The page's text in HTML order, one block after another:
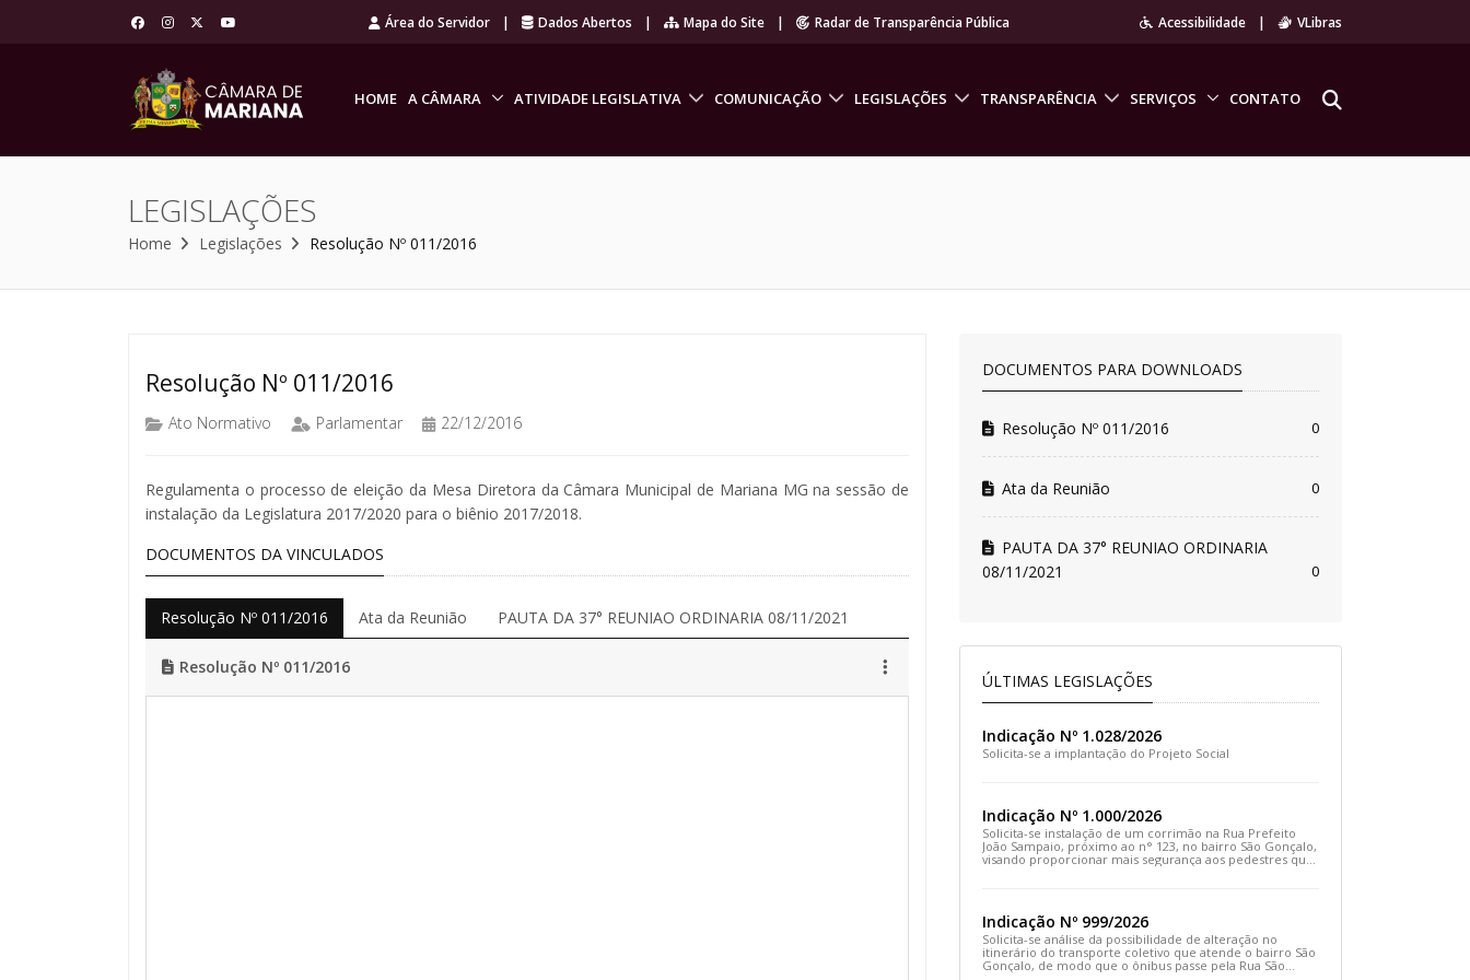
Área do Servidor | Dados Abertos | Mapa do Site | Radar de Transparência Pública Acessibilidade | VLibras
HOME A CÂMARA ATIVIDADE LEGISLATIVA COMUNICAÇÃO LEGISLAÇÕES TRANSPARÊNCIA SERVIÇOS CONTATO
LEGISLAÇÕES
Home Legislações Resolução Nº 011/2016
Resolução Nº 011/2016
Ato Normativo Parlamentar 22/12/2016
Regulamenta o processo de eleição da Mesa Diretora da Câmara Municipal de Mariana MG na sessão de
instalação da Legislatura 2017/2020 para o biênio 2017/2018.
DOCUMENTOS DA VINCULADOS
Resolução Nº 011/2016 Ata da Reunião PAUTA DA 37° REUNIAO ORDINARIA 08/11/2021
Resolução Nº 011/2016
DOCUMENTOS PARA DOWNLOADS
Resolução Nº 011/2016 0
Ata da Reunião 0
PAUTA DA 37° REUNIAO ORDINARIA
08/11/2021
0
ÚLTIMAS LEGISLAÇÕES
Indicação Nº 1.028/2026
Solicita-se a implantação do Projeto Social
Indicação Nº 1.000/2026
Solicita-se instalação de um corrimão na Rua Prefeito
João Sampaio, próximo ao n° 123, no bairro São Gonçalo,
visando proporcionar mais segurança aos pedestres que
Indicação Nº 999/2026
Solicita-se análise da possibilidade de alteração no
itinerário do transporte coletivo que atende o bairro São
Gonçalo, de modo que o ônibus passe pela Rua São